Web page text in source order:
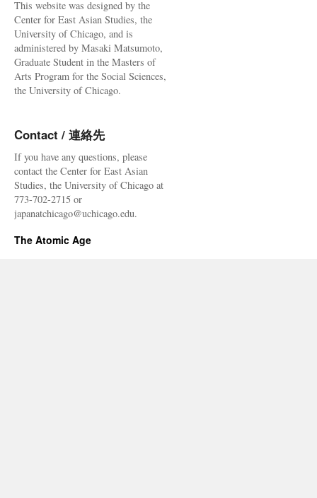
This website was designed by the
Center for East Asian Studies, the
University of Chicago, and is
administered by Masaki Matsumoto,
Graduate Student in the Masters of
Arts Program for the Social Sciences,
the University of Chicago.
Contact / 連絡先
If you have any questions, please
contact the Center for East Asian
Studies, the University of Chicago at
773-702-2715 or
japanatchicago@uchicago.edu.
The Atomic Age